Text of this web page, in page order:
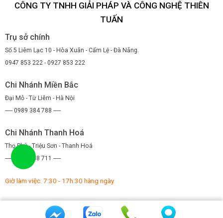
CÔNG TY TNHH GIẢI PHÁP VÀ CÔNG NGHỆ THIÊN
TUẤN
Trụ sở chính
Số 5 Liêm Lạc 10 - Hòa Xuân - Cẩm Lệ - Đà Nẵng.
0947 853 222 - 0927 853 222
Chi Nhánh Miền Bắc
Đại Mỗ - Từ Liêm - Hà Nội
----- 0989 384 788 -----
Chi Nhánh Thanh Hoá
Thọ Phú - Triệu Sơn - Thanh Hoá
----- 0971 088 711 -----
Giờ làm việc: 7:30 - 17h:30 hàng ngày